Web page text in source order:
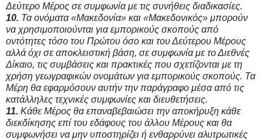
Δεύτερο Μέρος σε συμφωνία με τις συνήθεις διαδικασίες.
10. Τα ονόματα «Μακεδονία» και «Μακεδονικός» μπορούν
να χρησιμοποιούνται για εμπορικούς σκοπούς από
οντότητες τόσο του Πρώτου όσο και του Δεύτερου Μέρους
αλλά όχι σε αποκλειστική βάση, σε συμφωνία με το Διεθνές
Δίκαιο, τις συμβάσεις και πρακτικές που σχετίζονται με τη
χρήση γεωγραφικών ονομάτων για εμπορικούς σκοπούς. Τα
Μέρη θα εφαρμόσουν αυτήν την παράγραφο μέσα από τις
κατάλληλες τεχνικές συμφωνίες και διευθετήσεις.
11. Κάθε Μέρος θα επαναβεβαιώσει την αποκήρυξη κάθε
διεκδίκησης επί του εδάφους του άλλου Μέρους και θα
συμφωνήσει να μην υποστηρίζει ή ενθαρρύνει αλυτρωτικές